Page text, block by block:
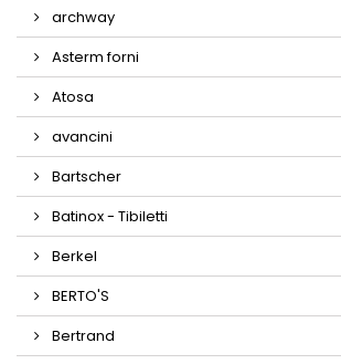
archway
Asterm forni
Atosa
avancini
Bartscher
Batinox - Tibiletti
Berkel
BERTO'S
Bertrand